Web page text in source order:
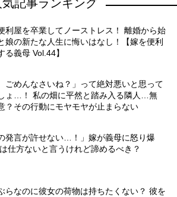
気記事ランキング
利屋を卒業してノーストレス！ 離婚から始
娘の新たな人生に悔いはなし！【嫁を便利
る義母 Vol.44】
ごめんなさいね？」って絶対悪いと思って
ょ…！ 私の畑に平然と踏み入る隣人…無
？その行動にモヤモヤが止まらない
発言が許せない…！」嫁が義母に怒り爆
仕方ないと言うけれど諦めるべき？
らなのに彼女の荷物は持ちたくない？ 彼を